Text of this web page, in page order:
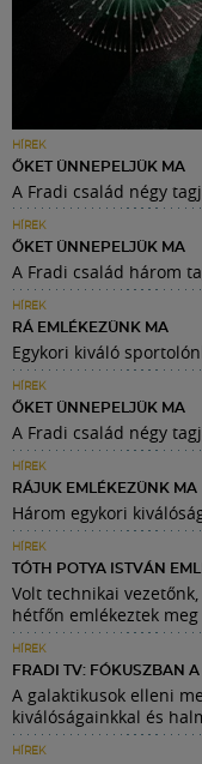
HÍREK
ŐKET ÜNNEPELJÜK MA
A Fradi család négy
HÍREK
ŐKET ÜNNEPELJÜK MA
A Fradi család három
HÍREK
RÁ EMLÉKEZÜNK MA
Egykori kiváló
HÍREK
ŐKET ÜNNEPELJÜK MA
A Fradi család négy
HÍREK
RÁJUK EMLÉKEZÜNK MA
Három egykori
HÍREK
TÓTH POTYA ISTVÁN
Volt technikai
hétfőn emlékeztek
HÍREK
FRADI TV: FÓKUSZBAN
A galaktikusok elleni
kiválóságainkkal és
HÍREK